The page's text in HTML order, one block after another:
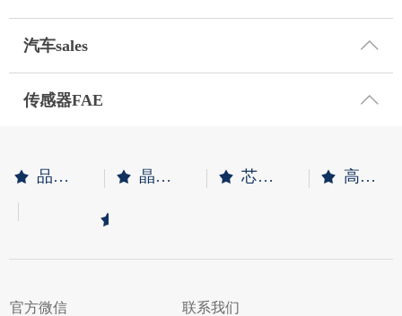
汽车sales ꄱ
传感器FAE ꄱ
끄 品质保证 끄 晶圆级封装 끄 芯片原厂 끄 高精度
끄
官方微信 联系我们